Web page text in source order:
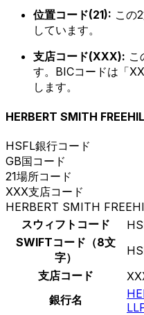
位置コード(21): この
しています。
支店コード(XXX): こ
す。BICコードは「
します。
HERBERT SMITH
HSFL銀行コード
GB国コード
21場所コード
XXX支店コード
HERBERT SMITH
スウィフトコード
SWIFTコード（8文
字）
支店コード
銀行名